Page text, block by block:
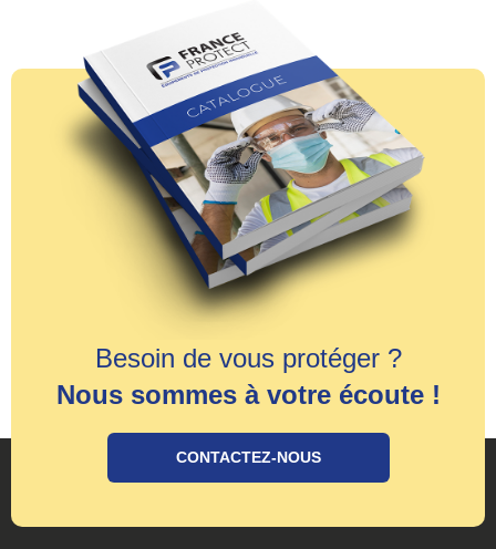
Besoin de vous protéger ?
Nous sommes à votre écoute !
CONTACTEZ-NOUS